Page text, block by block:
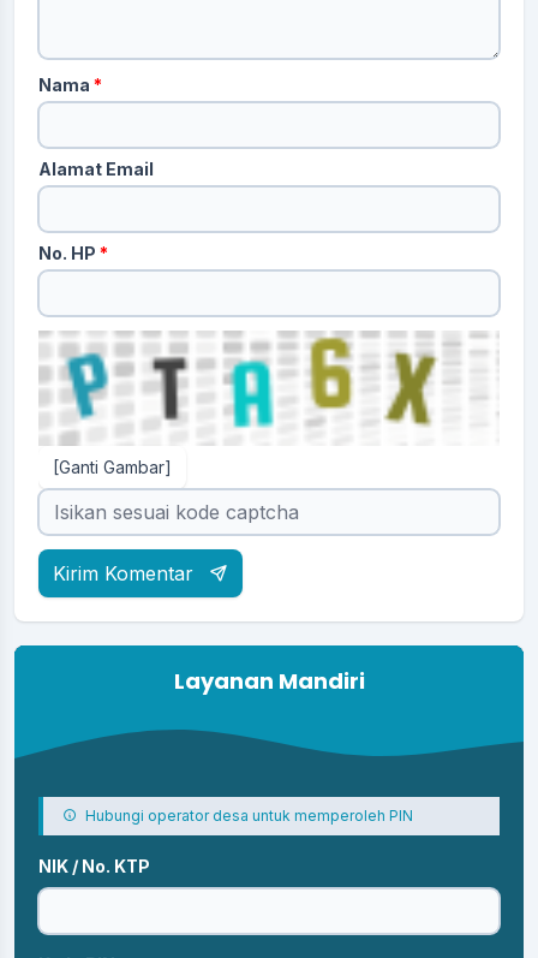
Nama *
Alamat Email
No. HP *
[Ganti Gambar]
Kirim Komentar
Layanan Mandiri
Hubungi operator desa untuk memperoleh PIN
NIK / No. KTP